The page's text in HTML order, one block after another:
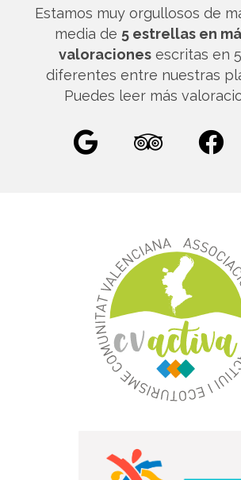
Estamos muy orgullosos de
media de 5 estrellas en
valoracionesescritas en
diferentes entre nuestras
Puedes leer más